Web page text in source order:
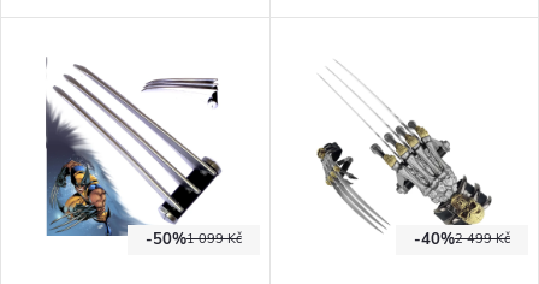
nerezové oceli. Nyní v ostřené
se Vám jen tak
hlavně laminátové jádro.
1 099 Kč
-50% 2 499 Kč
-40%